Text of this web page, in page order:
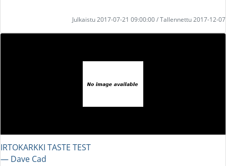
Julkaistu 2017-07-21 09:00:00 / Tallennettu 2017-12-07
IRTOKARKKI TASTE TEST
― Dave Cad